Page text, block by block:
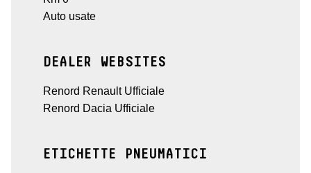
Auto usate
DEALER WEBSITES
Renord Renault Ufficiale
Renord Dacia Ufficiale
ETICHETTE PNEUMATICI